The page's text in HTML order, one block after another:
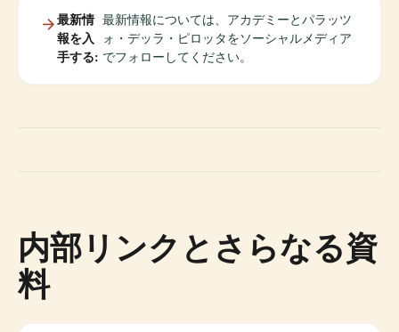
最新情
報を入
手する:
最新情報については、アカデミーとパラッツ
ォ・デッラ・ピロッタをソーシャルメディア
でフォローしてください。
内部リンクとさらなる資
料